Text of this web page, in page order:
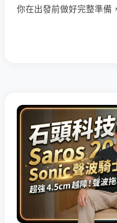
你在出發前做好完整準備